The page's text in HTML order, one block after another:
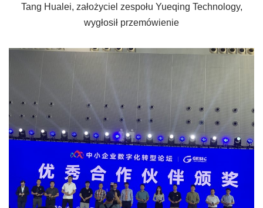
Tang Hualei, założyciel zespołu Yueqing Technology,
wygłosił przemówienie